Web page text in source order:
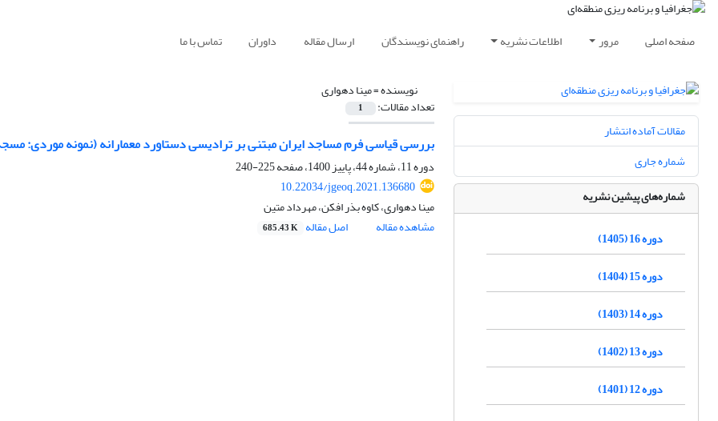
صفحه اصلی مرور اطلاعات نشریه راهنمای نویسندگان ارسال مقاله داوران تماس با ما
نویسنده =مینا دهواری
تعداد مقالات: 1
بررسی قیاسی فرم مساجد ایران مبتنی بر ترادیسی دستاورد معمارانه (نمونه موردی:
دوره 11، شماره 44، پاییز 1400، صفحه
225-240
10.22034/jgeoq.2021.136680
مینا دهواری، کاوه بذر افکن، مهرداد متین
مشاهده مقاله
اصل مقاله 685.43 K
مقالات آماده انتشار
شماره جاری
شماره‌های پیشین نشریه
دوره 16 (1405)
دوره 15 (1404)
دوره 14 (1403)
دوره 13 (1402)
دوره 12 (1401)